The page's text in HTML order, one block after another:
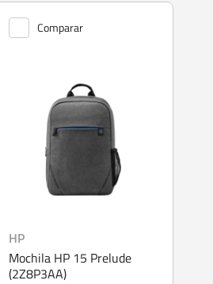
Comparar
HP
Mochila HP 15 Prelude
(2Z8P3AA)